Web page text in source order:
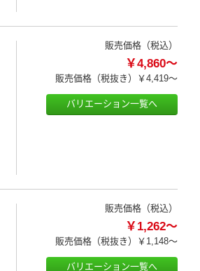
販売価格（税込）
￥4,860～
販売価格（税抜き） ￥4,419～
バリエーション一覧へ
販売価格（税込）
￥1,262～
販売価格（税抜き） ￥1,148～
バリエーション一覧へ